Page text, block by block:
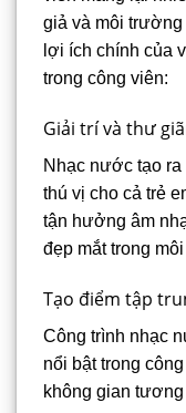
giả và môi
lợi ích chính của
trong công viên:
Giải trí và thư
Nhạc nước tạo ra
thú vị cho cả trẻ
tận hưởng âm
đẹp mắt trong
Tạo điểm tập
Công trình nhạc
nổi bật trong
không gian